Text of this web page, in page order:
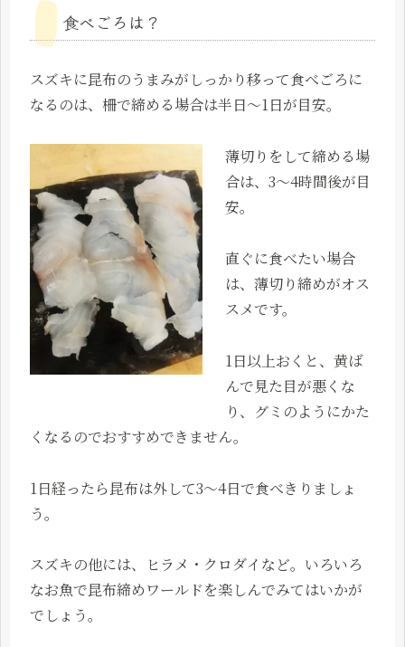
食べごろは？
スズキに昆布のうまみがしっかり移って食べごろに
なるのは、柵で締める場合は半日〜1日が目安。
薄切りをして締める場
合は、3～4時間後が目
安。
直ぐに食べたい場合
は、薄切り締めがオス
スメです。
1日以上おくと、黄ば
んで見た目が悪くな
り、グミのようにかた
くなるのでおすすめできません。
1日経ったら昆布は外して3～4日で食べきりましょ
う。
スズキの他には、ヒラメ・クロダイなど。いろいろ
なお魚で昆布締めワールドを楽しんでみてはいかが
でしょう。